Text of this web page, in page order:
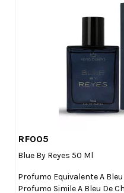
RF005
Blue By Reyes 50 Ml
Profumo Equivalente A
Profumo Simile A Bleu De